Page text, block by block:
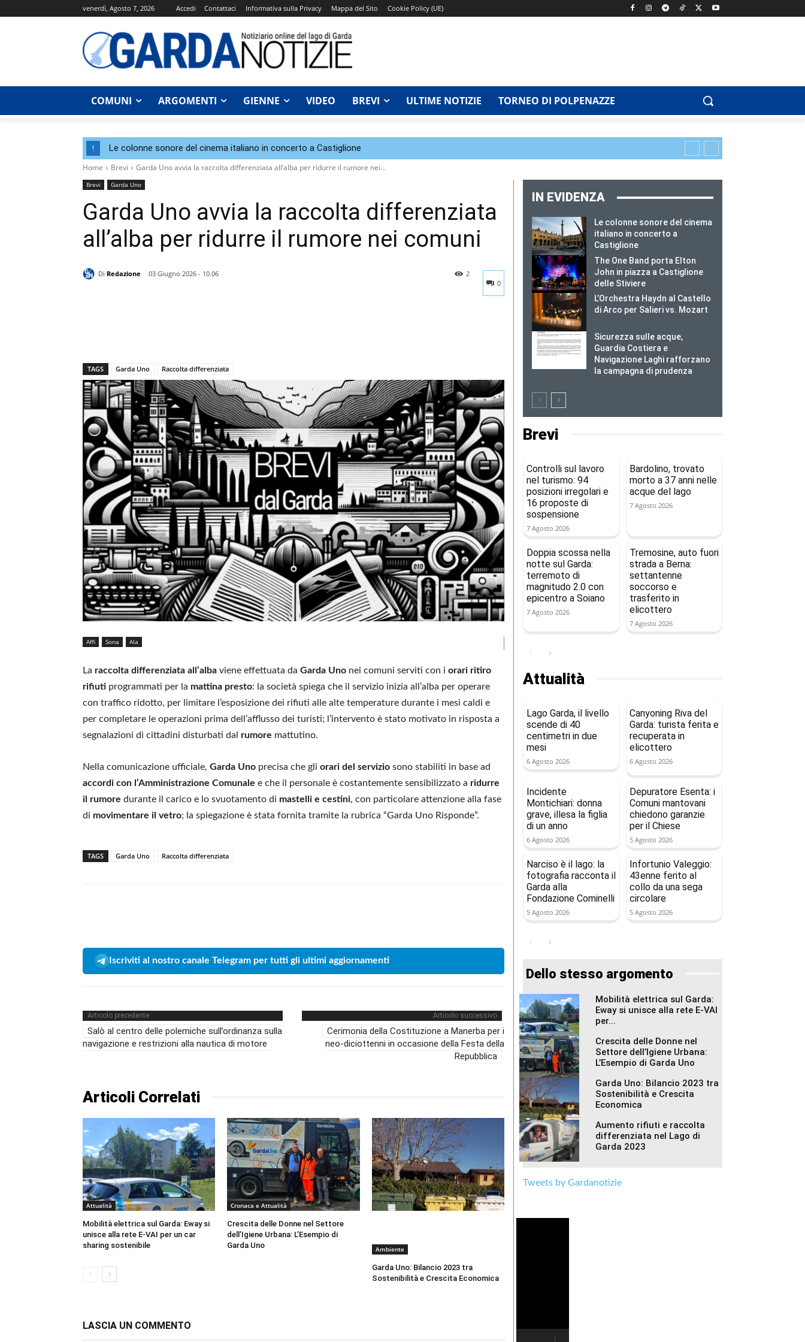
venerdì, Agosto 7, 2026 Accedi Contattaci Informativa sulla Privacy Mappa del Sito Cookie Policy (UE)
COMUNI ARGOMENTI GIENNE VIDEO BREVI ULTIME NOTIZIE TORNEO DI POLPENAZZE
! Le colonne sonore del cinema italiano in concerto a Castiglione
Home Brevi Garda Uno avvia la raccolta differenziata all’alba per ridurre il rumore nei...
Brevi Garda Uno
Garda Uno avvia la raccolta differenziata
all’alba per ridurre il rumore nei comuni
Di Redazione
03 Giugno 2026 - 10.06
0
2
TAGS Garda Uno Raccolta differenziata
Affi Sona Ala
La raccolta differenziata all’alba viene effettuata da Garda Uno nei comuni serviti con i orari ritiro
rifiuti programmati per la mattina presto: la società spiega che il servizio inizia all’alba per operare
con traffico ridotto, per limitare l’esposizione dei rifiuti alle alte temperature durante i mesi caldi e
per completare le operazioni prima dell’afflusso dei turisti; l’intervento è stato motivato in risposta a
segnalazioni di cittadini disturbati dal rumore mattutino.
Nella comunicazione ufficiale, Garda Uno precisa che gli orari del servizio sono stabiliti in base ad
accordi con l’Amministrazione Comunale e che il personale è costantemente sensibilizzato a ridurre
il rumore durante il carico e lo svuotamento di mastelli e cestini, con particolare attenzione alla fase
di movimentare il vetro; la spiegazione è stata fornita tramite la rubrica “Garda Uno Risponde”.
TAGS Garda Uno Raccolta differenziata
Iscriviti al nostro canale Telegram per tutti gli ultimi aggiornamenti
Articolo precedente
Salò al centro delle polemiche sull’ordinanza sulla
navigazione e restrizioni alla nautica di motore
Articolo successivo
Cerimonia della Costituzione a Manerba per i
neo-diciottenni in occasione della Festa della
Repubblica
Articoli Correlati
Attualità
Mobilità elettrica sul Garda: Eway si
unisce alla rete E-VAI per un car
sharing sostenibile
Cronaca e Attualità
Crescita delle Donne nel Settore
dell’Igiene Urbana: L’Esempio di
Garda Uno
Ambiente
Garda Uno: Bilancio 2023 tra
Sostenibilità e Crescita Economica
LASCIA UN COMMENTO
IN EVIDENZA
Le colonne sonore del cinema
italiano in concerto a
Castiglione
The One Band porta Elton
John in piazza a Castiglione
delle Stiviere
L’Orchestra Haydn al Castello
di Arco per Salieri vs. Mozart
Sicurezza sulle acque,
Guardia Costiera e
Navigazione Laghi rafforzano
la campagna di prudenza
Brevi
Controlli sul lavoro
nel turismo: 94
posizioni irregolari e
16 proposte di
sospensione
7 Agosto 2026
Bardolino, trovato
morto a 37 anni nelle
acque del lago
7 Agosto 2026
Doppia scossa nella
notte sul Garda:
terremoto di
magnitudo 2.0 con
epicentro a Soiano
7 Agosto 2026
Tremosine, auto fuori
strada a Berna:
settantenne
soccorso e
trasferito in
elicottero
7 Agosto 2026
Attualità
Lago Garda, il livello
scende di 40
centimetri in due
mesi
6 Agosto 2026
Canyoning Riva del
Garda: turista ferita e
recuperata in
elicottero
6 Agosto 2026
Incidente
Montichiari: donna
grave, illesa la figlia
di un anno
6 Agosto 2026
Depuratore Esenta: i
Comuni mantovani
chiedono garanzie
per il Chiese
5 Agosto 2026
Narciso è il lago: la
fotografia racconta il
Garda alla
Fondazione Cominelli
5 Agosto 2026
Infortunio Valeggio:
43enne ferito al
collo da una sega
circolare
5 Agosto 2026
Dello stesso argomento
Mobilità elettrica sul Garda:
Eway si unisce alla rete E-VAI
per...
Crescita delle Donne nel
Settore dell’Igiene Urbana:
L’Esempio di Garda Uno
Garda Uno: Bilancio 2023 tra
Sostenibilità e Crescita
Economica
Aumento rifiuti e raccolta
differenziata nel Lago di
Garda 2023
Tweets by Gardanotizie